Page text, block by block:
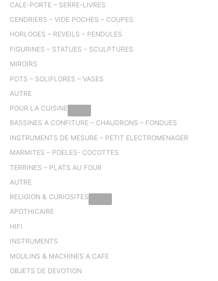
CALE-PORTE – SERRE-LIVRES
CENDRIERS – VIDE POCHES – COUPES
HORLOGES – REVEILS – PENDULES
FIGURINES – STATUES – SCULPTURES
MIROIRS
POTS – SOLIFLORES – VASES
AUTRE
POUR LA CUISINE
BASSINES A CONFITURE – CHAUDRONS – FONDUES
INSTRUMENTS DE MESURE – PETIT ELECTROMENAGER
MARMITES – POELES- COCOTTES
TERRINES – PLATS AU FOUR
AUTRE
RELIGION & CURIOSITES
APOTHICAIRE
HIFI
INSTRUMENTS
MOULINS & MACHINES A CAFE
OBJETS DE DEVOTION